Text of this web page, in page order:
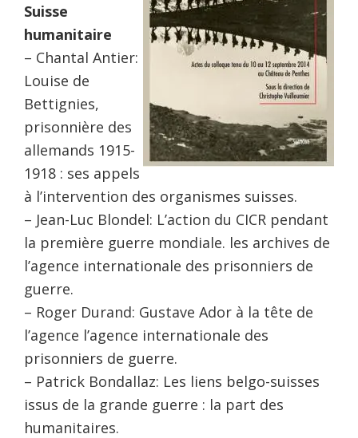
Suisse
humanitaire
– Chantal Antier:
Louise de
Bettignies,
prisonnière des
allemands 1915-
1918 : ses appels
à l’intervention des organismes suisses.
– Jean-Luc Blondel: L’action du CICR pendant
la première guerre mondiale. les archives de
l’agence internationale des prisonniers de
guerre.
– Roger Durand: Gustave Ador à la tête de
l’agence l’agence internationale des
prisonniers de guerre.
– Patrick Bondallaz: Les liens belgo-suisses
issus de la grande guerre : la part des
humanitaires.